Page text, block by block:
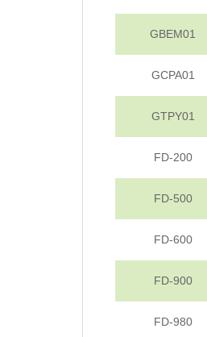
GBEM01
GCPA01
GTPY01
FD-200
FD-500
FD-600
FD-900
FD-980